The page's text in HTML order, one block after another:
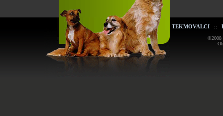
TEKMOVALCI ::
©2008